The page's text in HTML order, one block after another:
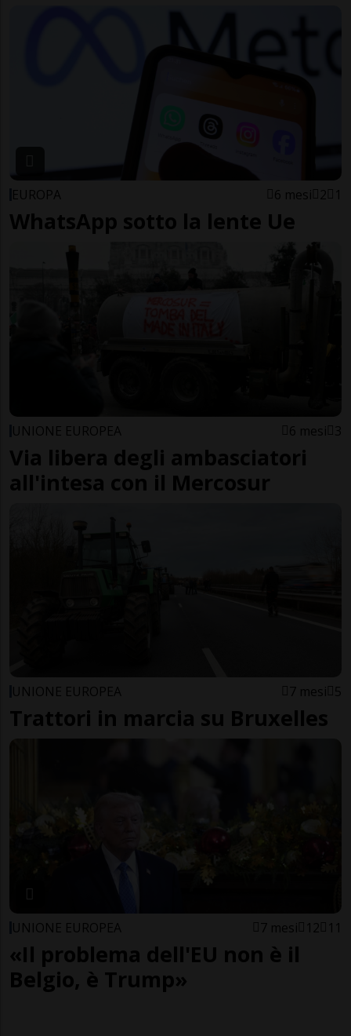
EUROPA 6 mesi 2 1
WhatsApp sotto la lente Ue
UNIONE EUROPEA 6 mesi 3
Via libera degli ambasciatori
all'intesa con il Mercosur
UNIONE EUROPEA 7 mesi 5
Trattori in marcia su Bruxelles
UNIONE EUROPEA 7 mesi 12 11
«Il problema dell'EU non è il
Belgio, è Trump»